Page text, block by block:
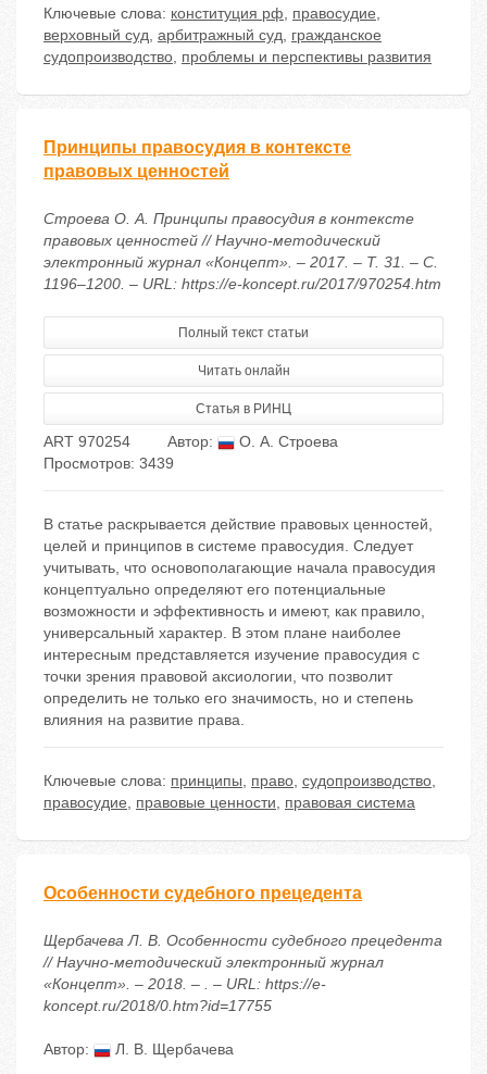
Ключевые слова: конституция рф, правосудие,
верховный суд, арбитражный суд, гражданское
судопроизводство, проблемы и перспективы развития
Принципы правосудия в контексте
правовых ценностей
Строева О. А. Принципы правосудия в контексте
правовых ценностей // Научно-методический
электронный журнал «Концепт». – 2017. – Т. 31. – С.
1196–1200. – URL: https://e-koncept.ru/2017/970254.htm
Полный текст статьи
Читать онлайн
Статья в РИНЦ
ART 970254 Автор:
О. А. Строева
Просмотров: 3439
В статье раскрывается действие правовых ценностей,
целей и принципов в системе правосудия. Следует
учитывать, что основополагающие начала правосудия
концептуально определяют его потенциальные
возможности и эффективность и имеют, как правило,
универсальный характер. В этом плане наиболее
интересным представляется изучение правосудия с
точки зрения правовой аксиологии, что позволит
определить не только его значимость, но и степень
влияния на развитие права.
Ключевые слова: принципы, право, судопроизводство,
правосудие, правовые ценности, правовая система
Особенности судебного прецедента
Щербачева Л. В. Особенности судебного прецедента
// Научно-методический электронный журнал
«Концепт». – 2018. – . – URL: https://e-
koncept.ru/2018/0.htm?id=17755
Автор: Л. В. Щербачева